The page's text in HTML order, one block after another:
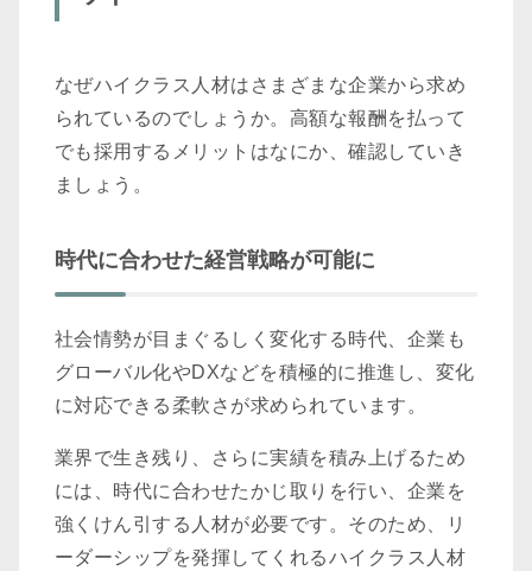
なぜハイクラス人材はさまざまな企業から求め
られているのでしょうか。高額な報酬を払って
でも採用するメリットはなにか、確認していき
ましょう。
時代に合わせた経営戦略が可能に
社会情勢が目まぐるしく変化する時代、企業も
グローバル化やDXなどを積極的に推進し、変化
に対応できる柔軟さが求められています。
業界で生き残り、さらに実績を積み上げるため
には、時代に合わせたかじ取りを行い、企業を
強くけん引する人材が必要です。そのため、リ
ーダーシップを発揮してくれるハイクラス人材